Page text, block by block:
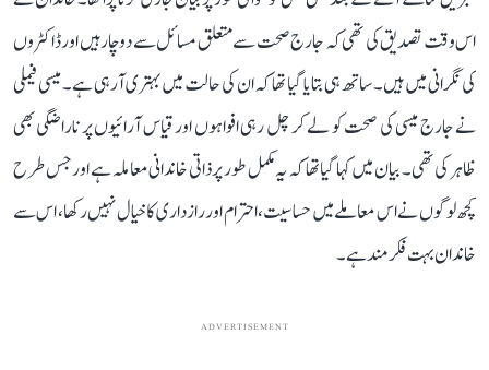
اس وقت تصدیق کی تھی کہ جارج صحت سے متعلق مسائل سے دوچار ہیں اور ڈاکٹروں
کی نگرانی میں ہیں۔ ساتھ ہی بتایا گیا تھا کہ ان کی حالت میں بہتری آ رہی ہے۔ میسی فیملی
نے جارج میسی کی صحت کو لے کر چل رہی افواہوں اور قیاس آرائیوں پر ناراضگی بھی
ظاہر کی تھی۔ بیان میں کہا گیا تھا کہ یہ مکمل طور پر ذاتی خاندانی معاملہ ہے اور جس طرح
کچھ لوگوں نے اس معاملے میں حساسیت، احترام اور رازداری کا خیال نہیں رکھا، اس سے
خاندان بہت فکرمند ہے۔
ADVERTISEMENT